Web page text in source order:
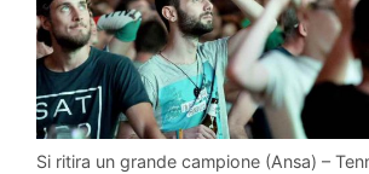
Si ritira un grande campione (Ansa) –